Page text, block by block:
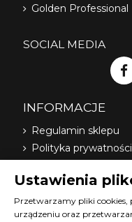
Golden Professional
SOCIAL MEDIA
INFORMACJE
Regulamin sklepu
Polityka prywatności
Nasi dystrybutorzy
O nas
FAQ
Ustawienia
Przetwarzamy pliki
urządzeniu oraz